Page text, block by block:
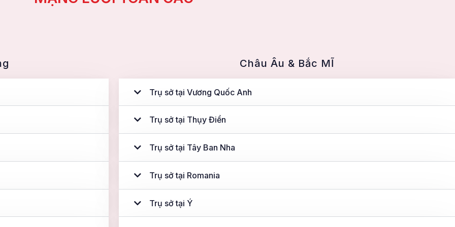
Châu Âu & Bắc MĨ
Trụ sở tại Vương Quốc Anh
Trụ sở tại Thụy Điển
Trụ sở tại Tây Ban Nha
Trụ sở tại Romania
Trụ sở tại Ý